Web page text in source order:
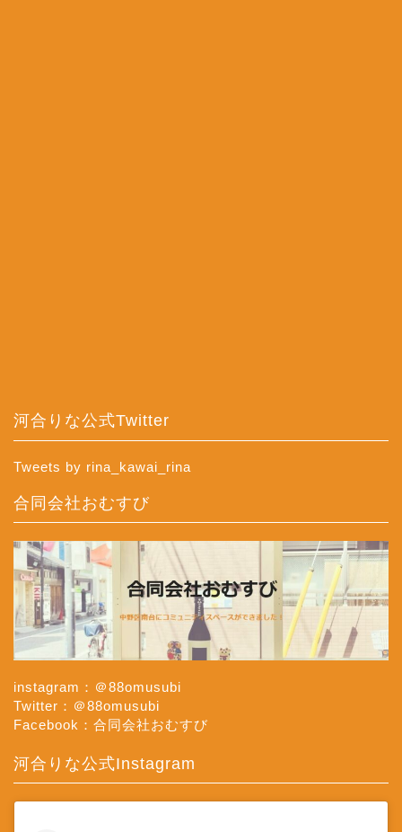
河合りな公式Twitter
Tweets by rina_kawai_rina
合同会社おむすび
instagram：＠88omusubi
Twitter：＠88omusubi
Facebook：合同会社おむすび
河合りな公式Instagram